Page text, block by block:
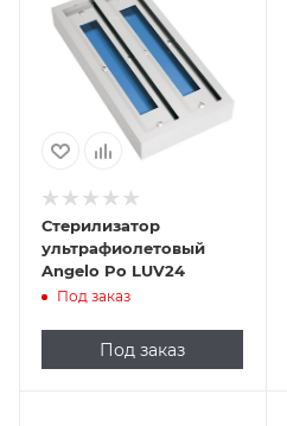
Стерилизатор
ультрафиолетовый
Angelo Po LUV24
Под заказ
Под заказ